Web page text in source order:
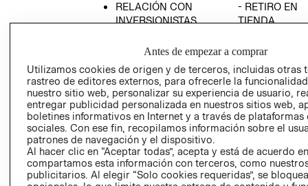
RELACIÓN CON
INVERSIONISTAS
EMPRESARIAL
- RETIRO EN
TIENDA
CONDICIONES
AVISO DE
PRIVACIDAD
GIFT CARD
AVISO DE
Antes de empezar a comprar
Utilizamos cookies de origen y de terceros, incluidas otras
rastreo de editores externos, para ofrecerle la
nuestro sitio web, personalizar su experiencia de usuario,
entregar publicidad personalizada en nuestros sitios web,
boletines informativos en Internet y a través de plataformas
sociales. Con ese fin, recopilamos información sobre el
patrones de navegación y el dispositivo.
Al hacer clic en “Aceptar todas”, acepta y está de acuerdo
compartamos esta información con terceros, como
publicitarios. Al elegir “Solo cookies requeridas”, se